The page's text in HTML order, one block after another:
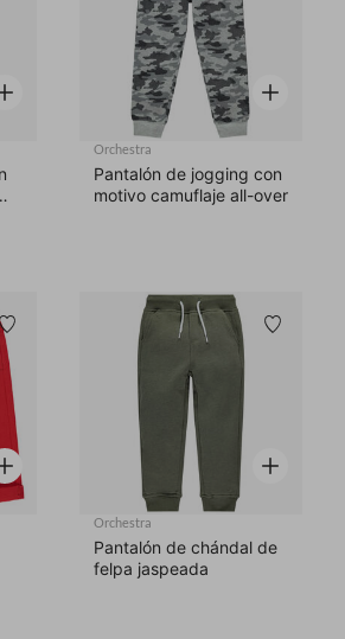
rápida Vista
Orchestra
Pantalón de jogging con
motivo camuflaje all-over
Lista de deseos
rápida
Lista
Vista
Orchestra
Pantalón de chándal de
felpa jaspeada